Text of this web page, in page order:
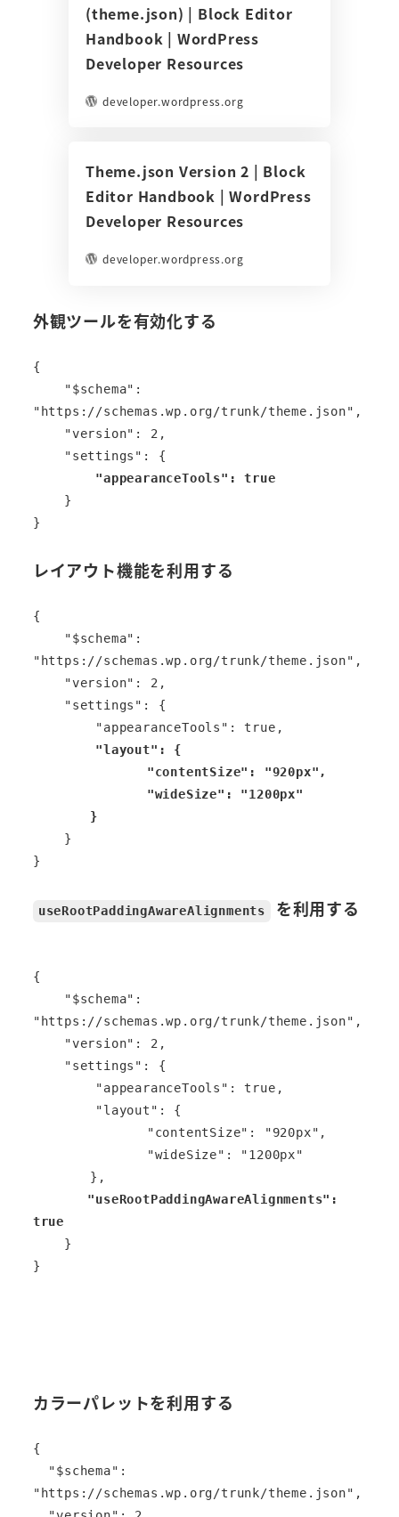
(theme.json) | Block Editor
Handbook | WordPress
Developer Resources
developer.wordpress.org
Theme.json Version 2 | Block
Editor Handbook | WordPress
Developer Resources
developer.wordpress.org
外観ツールを有効化する
{
"https://schemas.wp.org/trunk/theme.json",
"appearanceTools": true
}
レイアウト機能を利用する
{
"https://schemas.wp.org/trunk/theme.json",
"layout": {
	}
}
useRootPaddingAwareAlignments を利用する
{
"https://schemas.wp.org/trunk/theme.json",
"useRootPaddingAwareAlignments":
true
}
カラーパレットを利用する
{
"https://schemas.wp.org/trunk/theme.json",